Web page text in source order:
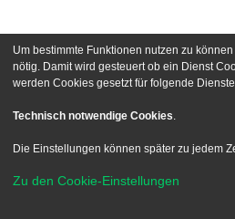
Um bestimmte Funktionen nutzen zu
nötig. Damit wird gesteuert ob ein Dienst
werden Cookies gesetzt für folgende
Technisch notwendige Cookies.
Die Einstellungen können später zu jedem
Zu den Cookie-Einstellungen